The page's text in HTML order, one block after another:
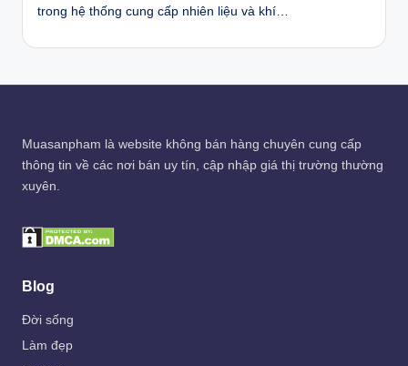
trong hệ thống cung cấp nhiên liệu và khí…
Muasanpham là website không bán hàng chuyên cung cấp
thông tin về các nơi bán uy tín, cập nhập giá thị trường thường
xuyên.
Blog
Đời sống
Làm đẹp